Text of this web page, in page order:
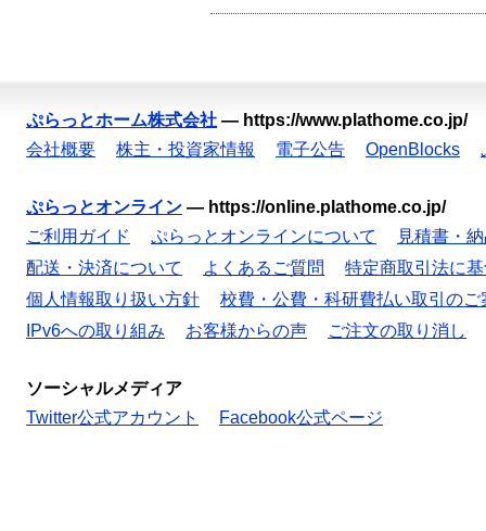
ぷらっとホーム株式会社 — https://www.plathome.co.jp/
会社概要
株主・投資家情報 電子公告 OpenBlocks
ぷらっとオンライン — https://online.plathome.co.jp/
ご利用ガイド
ぷらっとオンラインについて
見積書・
配送・決済について
よくあるご質問
特定商取引法に
個人情報取り扱い方針
校費・公費・科研費払い取引のご
IPv6への取り組み
お客様からの声 ご注文の取り消し
ソーシャルメディア
Twitter公式アカウント
Facebook公式ページ